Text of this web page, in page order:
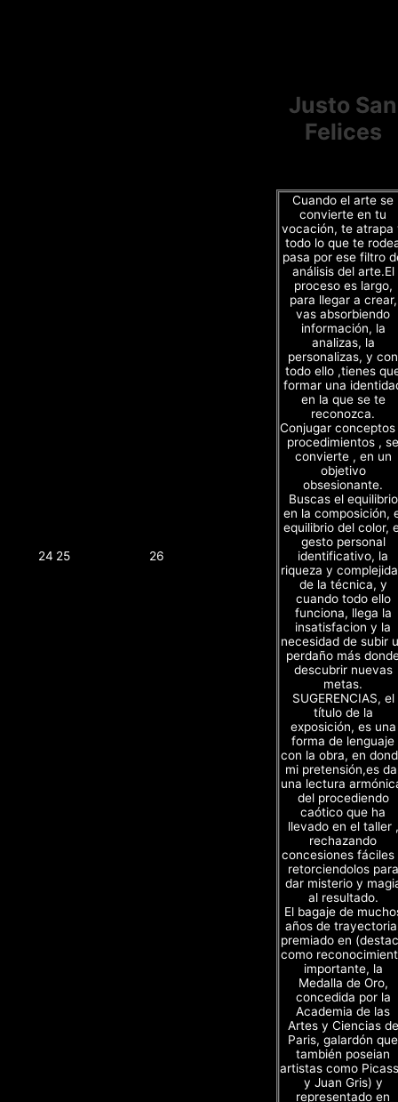
24 25 26
Justo San
Felices
Cuando el arte se
convierte en tu
vocación, te atrapa
todo lo que te
pasa por ese filtro
análisis del arte.El
proceso es largo,
para llegar a crear,
vas absorbiendo
información, la
analizas, la
personalizas, y con
todo ello ,tienes
formar una
en la que se te
reconozca.
Conjugar
procedimientos , se
convierte , en un
objetivo
obsesionante.
Buscas el equilibrio
en la composición,
equilibrio del color,
gesto personal
identificativo, la
riqueza y
de la técnica, y
cuando todo ello
funciona, llega la
insatisfacion y la
necesidad de subir
perdaño más
descubrir nuevas
metas.
SUGERENCIAS, el
título de la
exposición, es una
forma de lenguaje
con la obra, en
mi pretensión,es
una lectura
del procediendo
caótico que ha
llevado en el taller ,
rechazando
concesiones fáciles
retorciendolos para
dar misterio y
al resultado.
El bagaje de
años de
premiado en
como
importante, la
Medalla de Oro,
concedida por la
Academia de las
Artes y Ciencias de
Paris, galardón que
también poseian
artistas como
y Juan Gris) y
representado en